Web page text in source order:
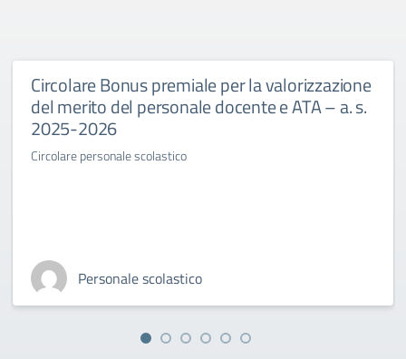
Circolare Bonus premiale per la valorizzazione
del merito del personale docente e ATA – a. s.
2025-2026
Circolare personale scolastico
Personale scolastico